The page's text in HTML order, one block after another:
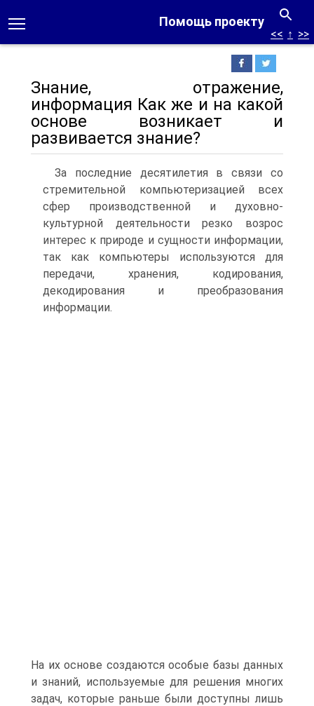
Помощь проекту
<< ↑ >>
Знание, отражение,
информация Как же и на какой
основе возникает и
развивается знание?
За последние десятилетия в связи со
стремительной компьютеризацией всех
сфер производственной и духовно-
культурной деятельности резко возрос
интерес к природе и сущности информации,
так как компьютеры используются для
передачи, хранения, кодирования,
декодирования и преобразования
информации.
На их основе создаются особые базы данных
и знаний, используемые для решения многих
задач, которые раньше были доступны лишь